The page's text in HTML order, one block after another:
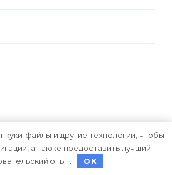
куки-файлы и другие технологии, чтобы
а также предоставить лучший
опыт.
OK